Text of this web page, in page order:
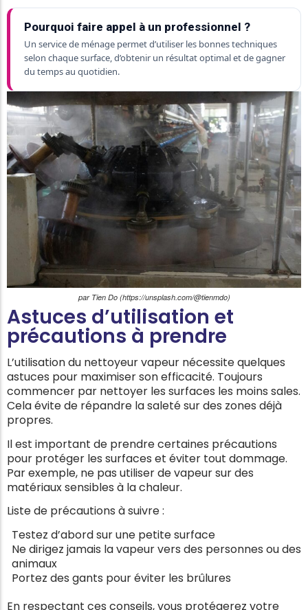
Pourquoi faire appel à un professionnel ?
Un service de ménage permet d’utiliser les bonnes techniques
selon chaque surface, d’obtenir un résultat optimal et de gagner
du temps au quotidien.
par Tien Do (https://unsplash.com/@tienmdo)
Astuces d’utilisation et
précautions à prendre
L’utilisation du nettoyeur vapeur nécessite quelques
astuces pour maximiser son efficacité. Toujours
commencer par nettoyer les surfaces les moins sales.
Cela évite de répandre la saleté sur des zones déjà
propres.
Il est important de prendre certaines précautions
pour protéger les surfaces et éviter tout dommage.
Par exemple, ne pas utiliser de vapeur sur des
matériaux sensibles à la chaleur.
Liste de précautions à suivre :
Testez d’abord sur une petite surface
Ne dirigez jamais la vapeur vers des personnes ou des
animaux
Portez des gants pour éviter les brûlures
En respectant ces conseils, vous protégerez votre